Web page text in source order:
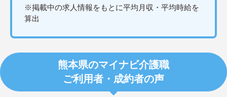
※掲載中の求人情報をもとに平均月収・平均時給を
算出
熊本県のマイナビ介護職
ご利用者・成約者の声